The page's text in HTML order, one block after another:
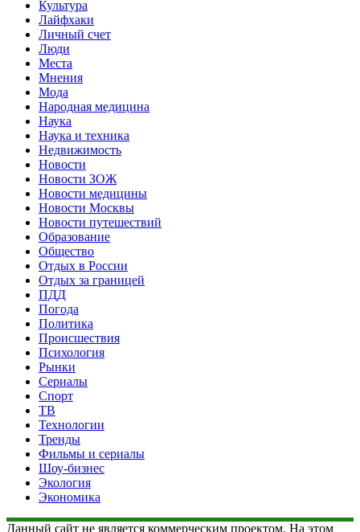
Культура
Лайфхаки
Личный счет
Люди
Места
Мнения
Мода
Народная медицина
Наука
Наука и техника
Недвижимость
Новости
Новости ЗОЖ
Новости медицины
Новости Москвы
Новости путешествий
Образование
Общество
Отдых в России
Отдых за границей
ПДД
Погода
Политика
Происшествия
Психология
Рынки
Сериалы
Спорт
ТВ
Технологии
Тренды
Фильмы и сериалы
Шоу-бизнес
Экология
Экономика
Данный сайт не является коммерческим проектом. На этом